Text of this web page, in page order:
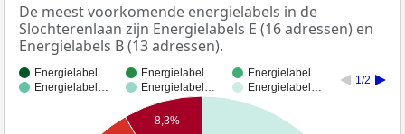
De meest voorkomende energielabels in de
Slochterenlaan zijn Energielabels E (16 adressen) en
Energielabels B (13 adressen).
Energielabel… Energielabel…
Energielabel…
Energielabel…
Energielabel… Energielabel…
1/2
8,3%